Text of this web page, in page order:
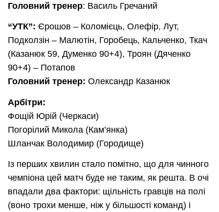
Головний тренер: Василь Гречаний
“УТК”: Єрошов – Коломієць, Олефір, Лут,
Подколзін – Малютін, Горобець, Кальченко, Ткач
(Казанюк 59, Думенко 90+4), Троян (Дяченко
90+4) – Потапов
Головний тренер: Олександр Казанюк
Арбітри:
Фощій Юрій (Черкаси)
Погорілий Микола (Кам’янка)
Шланчак Володимир (Городище)
Із перших хвилин стало помітно, що для чинного
чемпіона цей матч буде не таким, як решта. В очі
впадали два фактори: щільність гравців на полі
(воно трохи менше, ніж у більшості команд) і